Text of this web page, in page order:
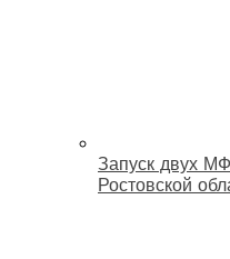
Запуск двух
Ростовской